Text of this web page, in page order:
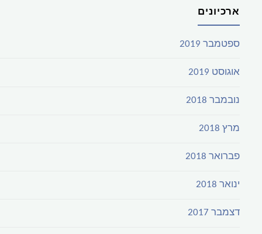
ארכיונים
ספטמבר 2019
אוגוסט 2019
נובמבר 2018
מרץ 2018
פברואר 2018
ינואר 2018
דצמבר 2017